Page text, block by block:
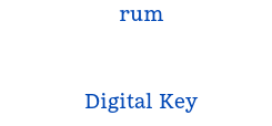
rum
Digital Key